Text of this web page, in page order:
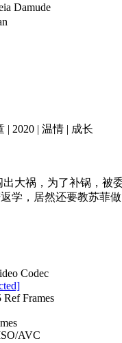
| 温情 | 成长
祸，为了补锅，被
学，居然还要教苏菲
Codec
Frames
AVC